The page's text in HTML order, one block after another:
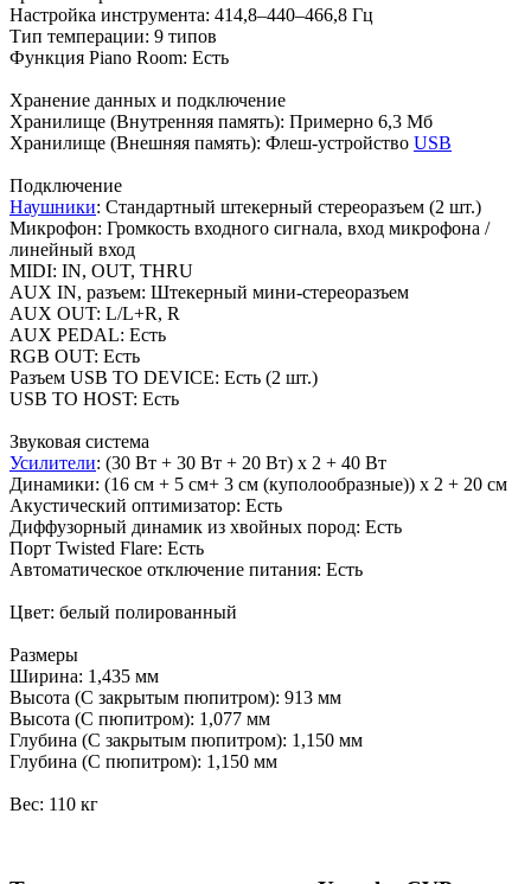
Настройка инструмента: 414,8–440–466,8 Гц
Тип темперации: 9 типов
Функция Piano Room: Есть
Хранение данных и подключение
Хранилище (Внутренняя память): Примерно 6,3 Мб
Хранилище (Внешняя память): Флеш-устройство USB
Подключение
Наушники: Стандартный штекерный стереоразъем (2 шт.)
Микрофон: Громкость входного сигнала, вход микрофона /
линейный вход
MIDI: IN, OUT, THRU
AUX IN, разъем: Штекерный мини-стереоразъем
AUX OUT: L/L+R, R
AUX PEDAL: Есть
RGB OUT: Есть
Разъем USB TO DEVICE: Есть (2 шт.)
USB TO HOST: Есть
Звуковая система
Усилители: (30 Вт + 30 Вт + 20 Вт) x 2 + 40 Вт
Динамики: (16 см + 5 см+ 3 см (куполообразные)) x 2 + 20 см
Акустический оптимизатор: Есть
Диффузорный динамик из хвойных пород: Есть
Порт Twisted Flare: Есть
Автоматическое отключение питания: Есть
Цвет: белый полированный
Размеры
Ширина: 1,435 мм
Высота (С закрытым пюпитром): 913 мм
Высота (С пюпитром): 1,077 мм
Глубина (С закрытым пюпитром): 1,150 мм
Глубина (С пюпитром): 1,150 мм
Вес: 110 кг